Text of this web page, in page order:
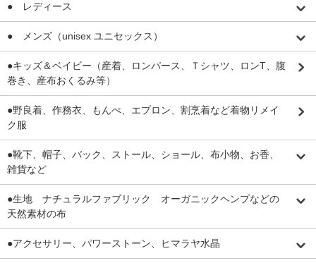
● レディース
● メンズ（unisex ユニセックス）
●キッズ＆ベイビー（産着、ロンパース、Ｔシャツ、ロンT、腹
巻き、産布おくるみ等）
●野良着、作務衣、もんぺ、エプロン、割烹着など着物リメイ
ク服
●靴下、帽子、バック、ストール、ショール、布小物、お香、
雑貨など
●生地 ナチュラルファブリック オーガニックヘンプなどの
天然素材の布
●アクセサリー、パワーストーン、ヒマラヤ水晶